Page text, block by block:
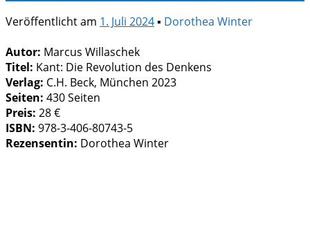
Veröffentlicht am 1. Juli 2024▪ Dorothea Winter
Autor: Marcus Willaschek
Titel: Kant: Die Revolution des Denkens
Verlag: C.H. Beck, München 2023
Seiten: 430 Seiten
Preis: 28 €
ISBN: 978-3-406-80743-5
Rezensentin: Dorothea Winter